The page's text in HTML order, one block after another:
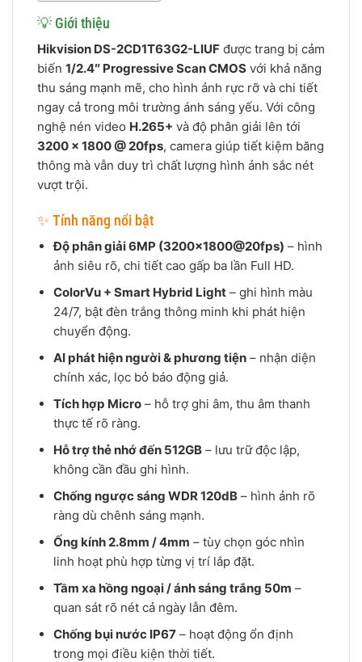
💡 Giới thiệu
Hikvision DS-2CD1T63G2-LIUF được trang bị cảm
biến 1/2.4″ Progressive Scan CMOS với khả năng
thu sáng mạnh mẽ, cho hình ảnh rực rỡ và chi tiết
ngay cả trong môi trường ánh sáng yếu. Với công
nghệ nén video H.265+ và độ phân giải lên tới
3200 × 1800 @ 20fps, camera giúp tiết kiệm băng
thông mà vẫn duy trì chất lượng hình ảnh sắc nét
vượt trội.
✨ Tính năng nổi bật
Độ phân giải 6MP (3200×1800@20fps) – hình
ảnh siêu rõ, chi tiết cao gấp ba lần Full HD.
ColorVu + Smart Hybrid Light– ghi hình màu
24/7, bật đèn trắng thông minh khi phát hiện
chuyển động.
AI phát hiện người & phương tiện– nhận diện
chính xác, lọc bỏ báo động giả.
Tích hợp Micro– hỗ trợ ghi âm, thu âm thanh
thực tế rõ ràng.
Hỗ trợ thẻ nhớ đến 512GB– lưu trữ độc lập,
không cần đầu ghi hình.
Chống ngược sáng WDR 120dB– hình ảnh rõ
ràng dù chênh sáng mạnh.
Ống kính 2.8mm / 4mm – tùy chọn góc nhìn
linh hoạt phù hợp từng vị trí lắp đặt.
Tầm xa hồng ngoại / ánh sáng trắng 50m –
quan sát rõ nét cả ngày lẫn đêm.
Chống bụi nước IP67– hoạt động ổn định
trong mọi điều kiện thời tiết.